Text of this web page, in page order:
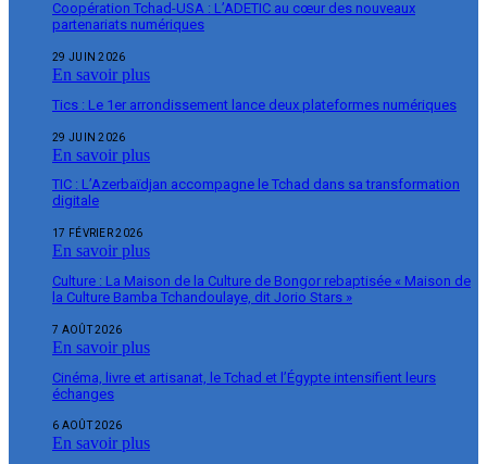
Coopération Tchad-USA : L’ADETIC au cœur des nouveaux
partenariats numériques
29 JUIN 2026
En savoir plus
Tics : Le 1er arrondissement lance deux plateformes numériques
29 JUIN 2026
En savoir plus
TIC : L’Azerbaïdjan accompagne le Tchad dans sa transformation
digitale
17 FÉVRIER 2026
En savoir plus
Culture : La Maison de la Culture de Bongor rebaptisée « Maison de
la Culture Bamba Tchandoulaye, dit Jorio Stars »
7 AOÛT 2026
En savoir plus
Cinéma, livre et artisanat, le Tchad et l’Égypte intensifient leurs
échanges
6 AOÛT 2026
En savoir plus